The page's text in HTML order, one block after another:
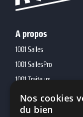
A propos
1001 Salles
1001 SallesPro
1001 Traiteurs
1001 DJ
10h01
Nos cookies
du bien